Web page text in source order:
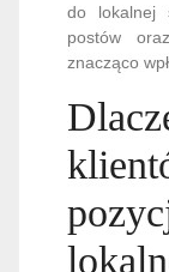
do lokalnej
postów
znacząco